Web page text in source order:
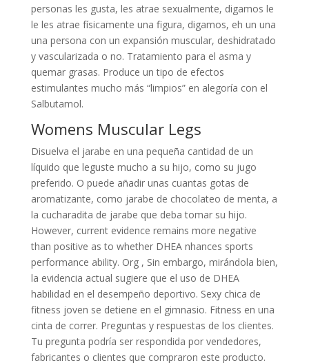
personas les gusta, les atrae sexualmente, digamos le
le les atrae físicamente una figura, digamos, eh un una
una persona con un expansión muscular, deshidratado
y vascularizada o no. Tratamiento para el asma y
quemar grasas. Produce un tipo de efectos
estimulantes mucho más “limpios” en alegoría con el
Salbutamol.
Womens Muscular Legs
Disuelva el jarabe en una pequeña cantidad de un
líquido que leguste mucho a su hijo, como su jugo
preferido. O puede añadir unas cuantas gotas de
aromatizante, como jarabe de chocolateo de menta, a
la cucharadita de jarabe que deba tomar su hijo.
However, current evidence remains more negative
than positive as to whether DHEA nhances sports
performance ability. Org , Sin embargo, mirándola bien,
la evidencia actual sugiere que el uso de DHEA
habilidad en el desempeño deportivo. Sexy chica de
fitness joven se detiene en el gimnasio. Fitness en una
cinta de correr. Preguntas y respuestas de los clientes.
Tu pregunta podría ser respondida por vendedores,
fabricantes o clientes que compraron este producto.